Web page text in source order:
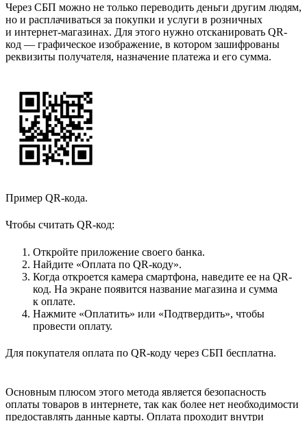
Через СБП можно не только переводить деньги другим людям,
но и расплачиваться за покупки и услуги в розничных
и интернет-магазинах. Для этого нужно отсканировать QR-
код — графическое изображение, в котором зашифрованы
реквизиты получателя, назначение платежа и его сумма.
Пример QR-кода.
Чтобы считать QR-код:
Откройте приложение своего банка.
Найдите «Оплата по QR-коду».
Когда откроется камера смартфона, наведите ее на QR-
код. На экране появится название магазина и сумма
к оплате.
Нажмите «Оплатить» или «Подтвердить», чтобы
провести оплату.
Для покупателя оплата по QR-коду через СБП бесплатна.
Основным плюсом этого метода является безопасность
оплаты товаров в интернете, так как более нет необходимости
предоставлять данные карты. Оплата проходит внутри